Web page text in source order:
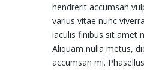
hendrerit accumsan
varius vitae nunc
iaculis finibus sit amet
Aliquam nulla metus,
accumsan mi.